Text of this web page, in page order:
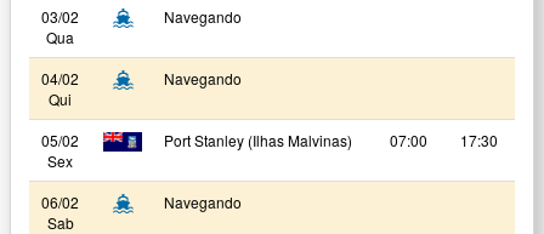
03/02
Qua
Navegando
04/02
Qui
Navegando
05/02
Sex
Port Stanley (Ilhas Malvinas) 07:00 17:30
06/02
Sab
Navegando